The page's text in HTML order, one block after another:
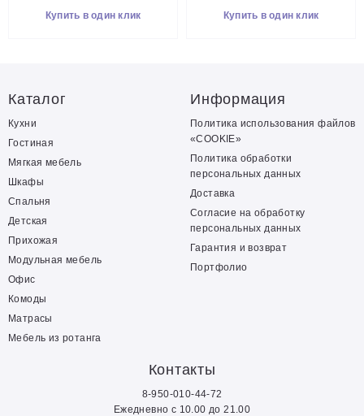
Купить в один клик Купить в один клик
Каталог
Кухни
Гостиная
Мягкая мебель
Шкафы
Спальня
Детская
Прихожая
Модульная мебель
Офис
Комоды
Матрасы
Мебель из ротанга
Информация
Политика использования файлов
«COOKIE»
Политика обработки
персональных данных
Доставка
Согласие на обработку
персональных данных
Гарантия и возврат
Портфолио
Контакты
8-950-010-44-72
Ежедневно с 10.00 до 21.00